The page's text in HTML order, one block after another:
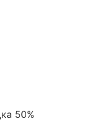
50%